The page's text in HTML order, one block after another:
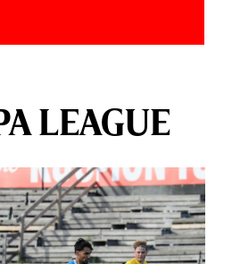
LEAGUE